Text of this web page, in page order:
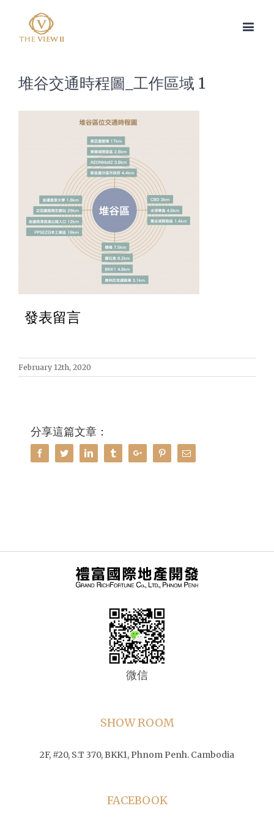
堆谷交通時程圖_工作區域 1
發表留言
February 12th, 2020
分享這篇文章：
Facebook
TwitterLinkedinTumblrGoogle+PinterestEmail
微信
SHOW ROOM
2F, #20, S.T 370, BKK1, Phnom Penh. Cambodia
FACEBOOK